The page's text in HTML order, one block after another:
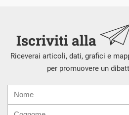
Iscriviti alla
Riceverai articoli, dati, grafici e
per promuovere un
mail